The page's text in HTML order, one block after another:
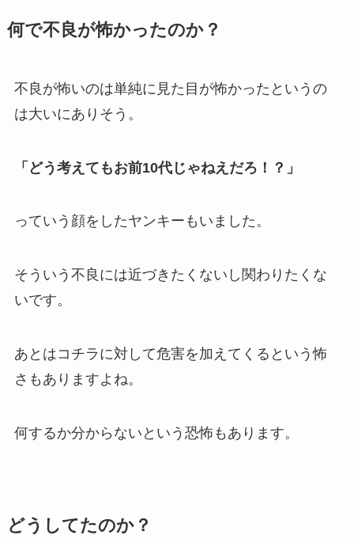
何で不良が怖かったのか？
不良が怖いのは単純に見た目が怖かったというの
は大いにありそう。
「どう考えてもお前10代じゃねえだろ！？」
っていう顔をしたヤンキーもいました。
そういう不良には近づきたくないし関わりたくな
いです。
あとはコチラに対して危害を加えてくるという怖
さもありますよね。
何するか分からないという恐怖もあります。
どうしてたのか？